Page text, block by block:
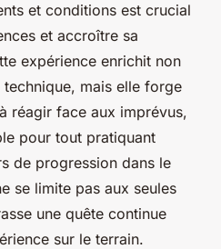
et conditions est crucial
et accroître sa
expérience enrichit non
mais elle forge
réagir face aux imprévus,
pour tout pratiquant
de progression dans le
se limite pas aux seules
une quête continue
sur le terrain.